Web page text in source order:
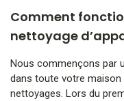
Comment
nettoyage
Nous commençons par
dans toute votre
nettoyages. Lors du